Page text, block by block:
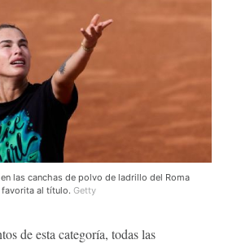
las canchas de polvo de ladrillo del Roma
favorita al título. Getty
de esta categoría, todas las